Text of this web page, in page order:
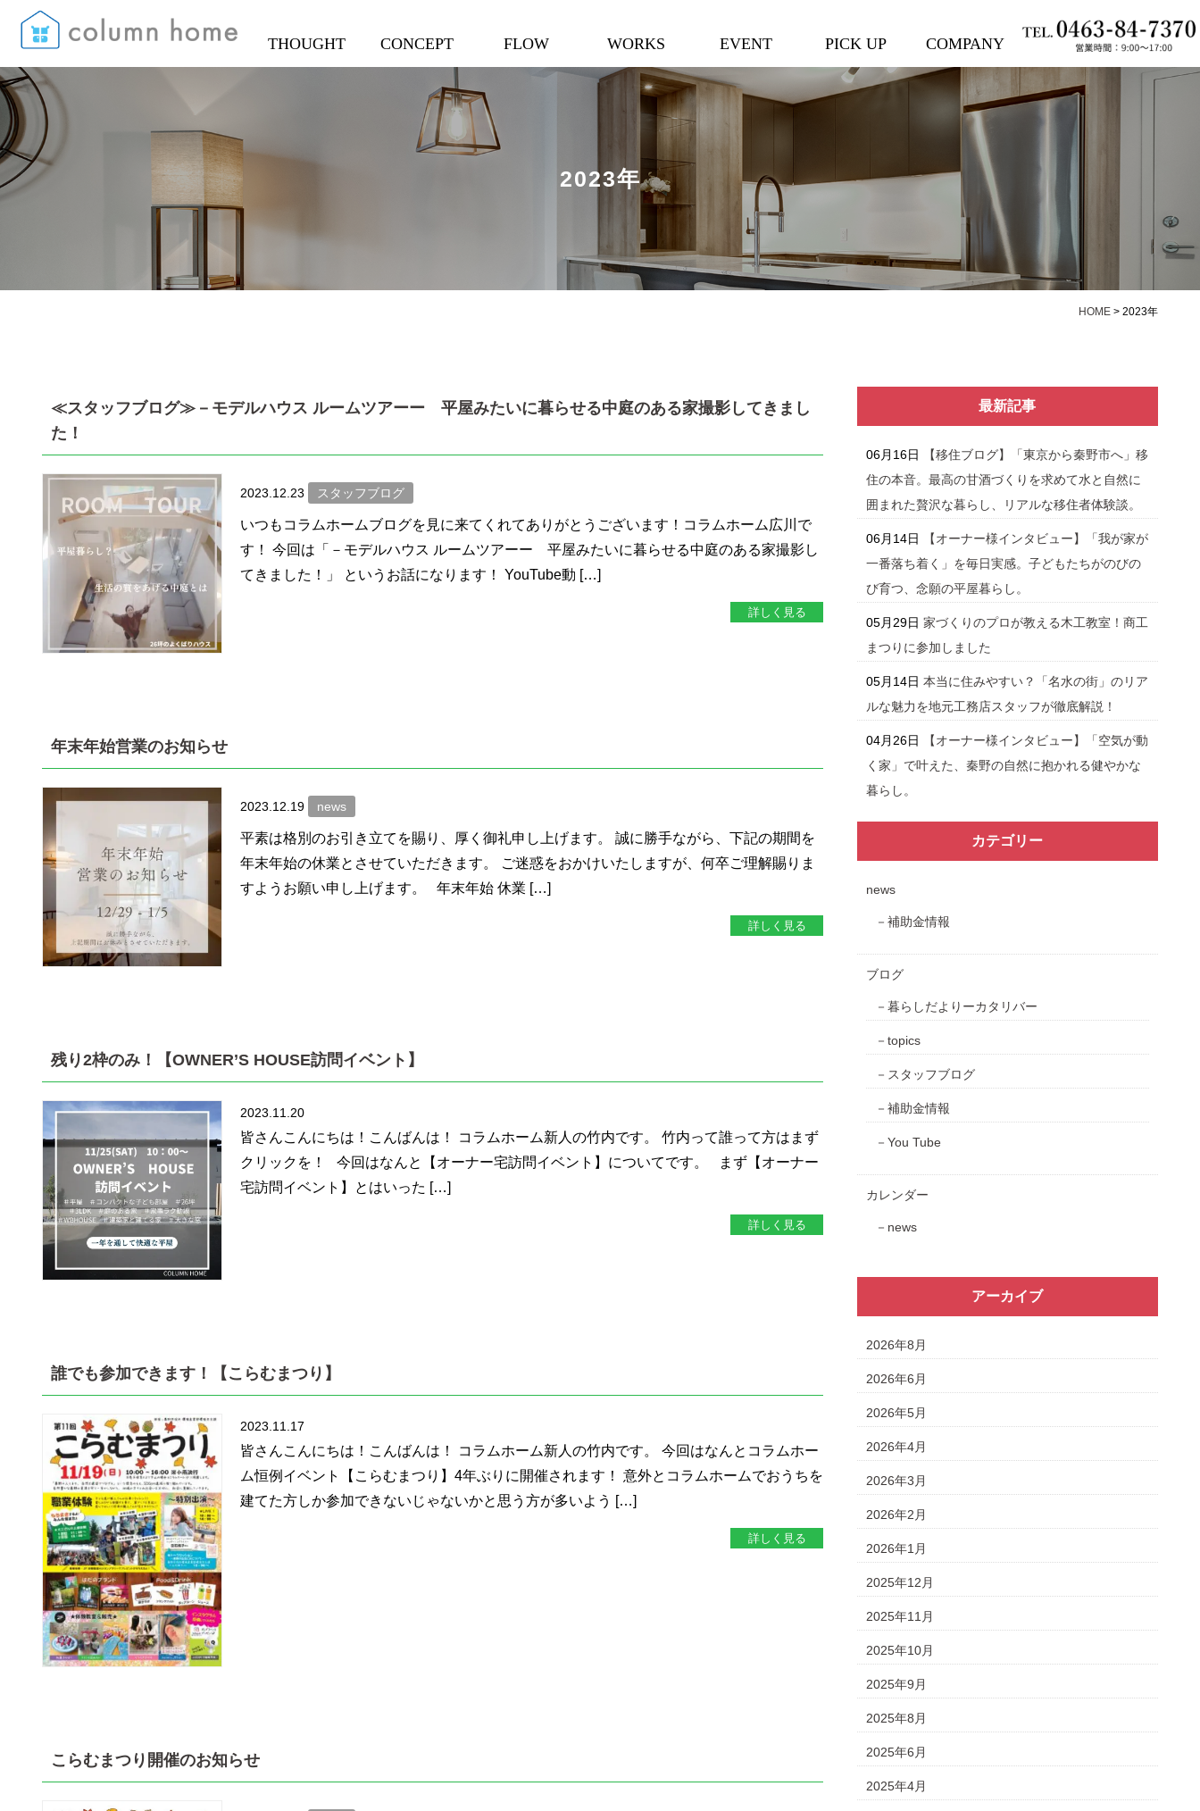
THOUGHT CONCEPT FLOW WORKS EVENT PICK UP COMPANY
2023年
HOME > 2023年
≪スタッフブログ≫－モデルハウス ルームツアーー 平屋みたいに暮らせる中庭のある家撮影してきまし
た！
2023.12.23 スタッフブログ
いつもコラムホームブログを見に来てくれてありがとうございます！コラムホーム広川で
す！ 今回は「－モデルハウス ルームツアーー 平屋みたいに暮らせる中庭のある家撮影し
てきました！」 というお話になります！ YouTube動 […]
詳しく見る
年末年始営業のお知らせ
2023.12.19 news
平素は格別のお引き立てを賜り、厚く御礼申し上げます。 誠に勝手ながら、下記の期間を
年末年始の休業とさせていただきます。 ご迷惑をおかけいたしますが、何卒ご理解賜りま
すようお願い申し上げます。 年末年始 休業 […]
詳しく見る
残り2枠のみ！【OWNER’S HOUSE訪問イベント】
2023.11.20
皆さんこんにちは！こんばんは！ コラムホーム新人の竹内です。 竹内って誰って方はまず
クリックを！ 今回はなんと【オーナー宅訪問イベント】についてです。 まず【オーナー
宅訪問イベント】とはいった […]
詳しく見る
誰でも参加できます！【こらむまつり】
2023.11.17
皆さんこんにちは！こんばんは！ コラムホーム新人の竹内です。 今回はなんとコラムホー
ム恒例イベント【こらむまつり】4年ぶりに開催されます！ 意外とコラムホームでおうちを
建てた方しか参加できないじゃないかと思う方が多いよう […]
詳しく見る
こらむまつり開催のお知らせ
最新記事
06月16日
【移住ブログ】「東京から秦野市へ」移
住の本音。最高の甘酒づくりを求めて水と自然に
囲まれた贅沢な暮らし、リアルな移住者体験談。
06月14日
【オーナー様インタビュー】「我が家が
一番落ち着く」を毎日実感。子どもたちがのびの
び育つ、念願の平屋暮らし。
05月29日 家づくりのプロが教える木工教室！商工
まつりに参加しました
05月14日 本当に住みやすい？「名水の街」のリア
ルな魅力を地元工務店スタッフが徹底解説！
04月26日
【オーナー様インタビュー】「空気が動
く家」で叶えた、秦野の自然に抱かれる健やかな
暮らし。
カテゴリー
news
補助金情報
ブログ
暮らしだよりーカタリバー
topics
スタッフブログ
補助金情報
You Tube
カレンダー
news
アーカイブ
2026年8月
2026年6月
2026年5月
2026年4月
2026年3月
2026年2月
2026年1月
2025年12月
2025年11月
2025年10月
2025年9月
2025年8月
2025年6月
2025年4月